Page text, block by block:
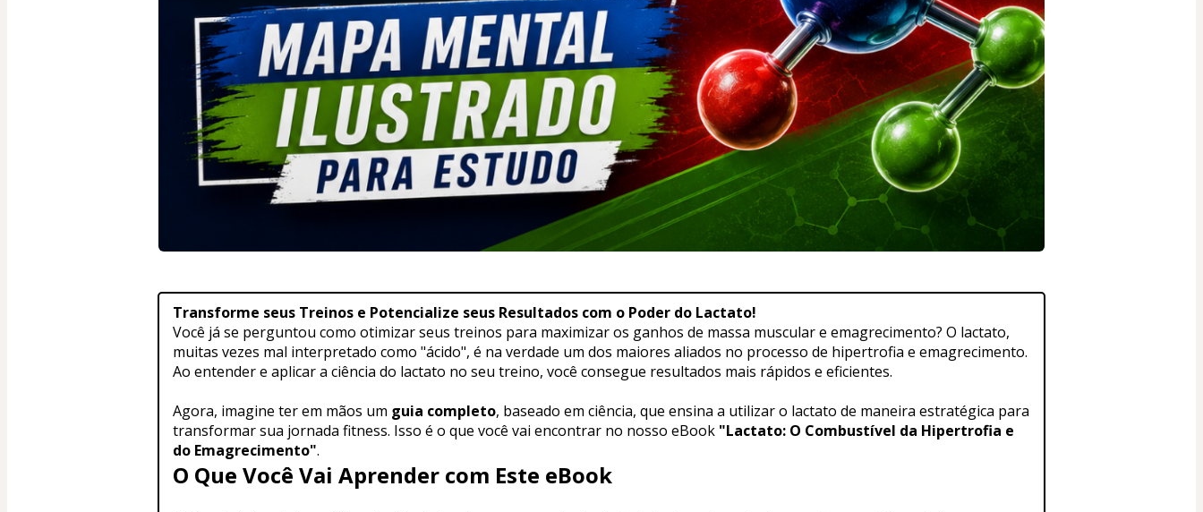
Transforme seus Treinos e Potencialize seus Resultados com o Poder do Lactato!
Você já se perguntou como otimizar seus treinos para maximizar os ganhos de massa muscular e emagrecimento? O lactato,
muitas vezes mal interpretado como "ácido", é na verdade um dos maiores aliados no processo de hipertrofia e emagrecimento.
Ao entender e aplicar a ciência do lactato no seu treino, você consegue resultados mais rápidos e eficientes.
Agora, imagine ter em mãos um guia completo, baseado em ciência, que ensina a utilizar o lactato de maneira estratégica para
transformar sua jornada fitness. Isso é o que você vai encontrar no nosso eBook "Lactato: O Combustível da Hipertrofia e
do Emagrecimento".
O Que Você Vai Aprender com Este eBook